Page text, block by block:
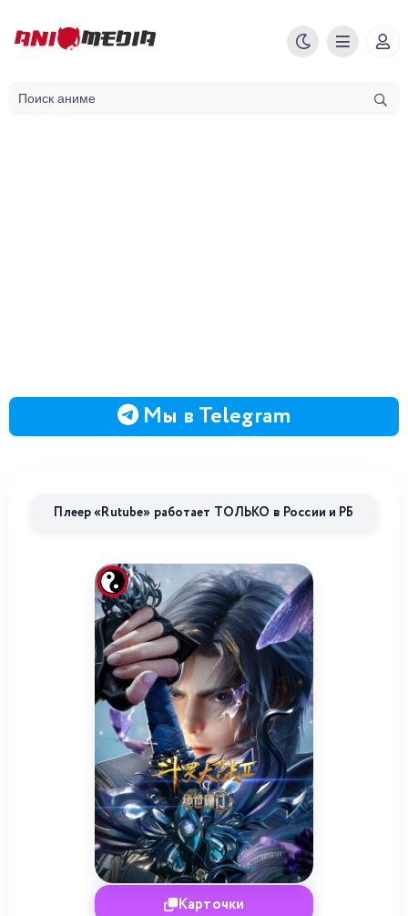
Мы в Telegram
Плеер «Rutube» работает ТОЛЬКО в России и РБ
Карточки